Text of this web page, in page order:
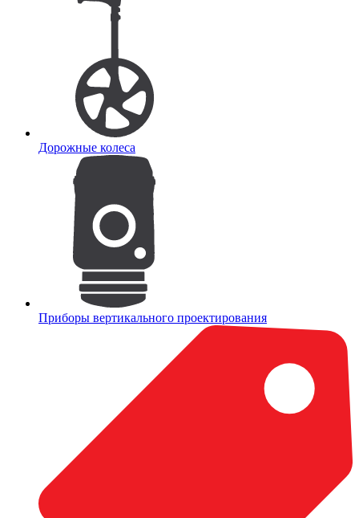
Дорожные колеса
Приборы вертикального проектирования